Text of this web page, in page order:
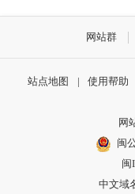
网站群
站点地图 | 使用帮助
网
闽
闽
中文域